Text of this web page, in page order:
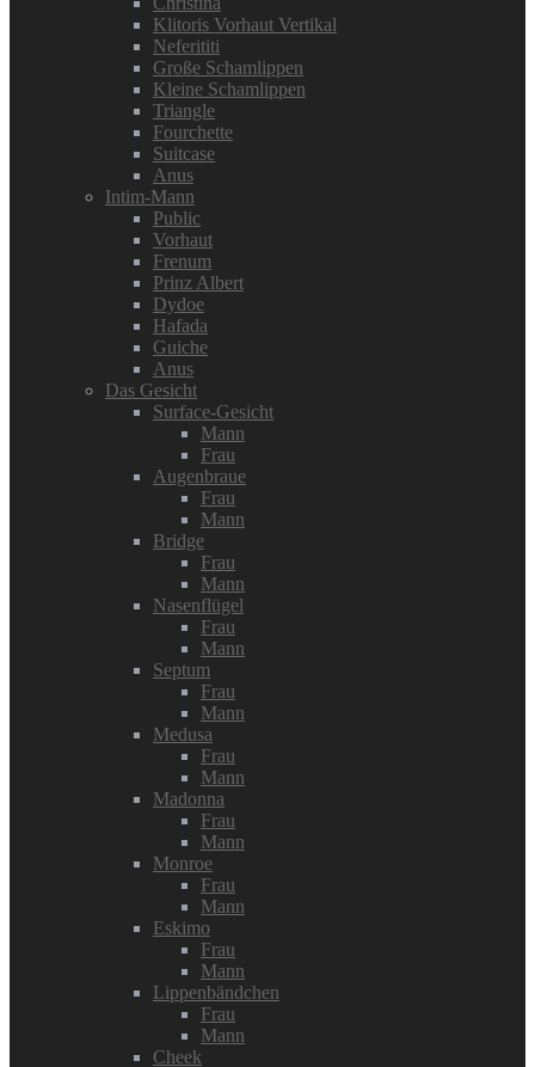
Klitoris Vorhaut Vertikal
Neferititi
Große Schamlippen
Kleine Schamlippen
Triangle
Fourchette
Suitcase
Anus
Intim-Mann
Public
Vorhaut
Frenum
Prinz Albert
Dydoe
Hafada
Guiche
Anus
Das Gesicht
Surface-Gesicht
Mann
Frau
Augenbraue
Frau
Mann
Bridge
Frau
Mann
Nasenflügel
Frau
Mann
Septum
Frau
Mann
Medusa
Frau
Mann
Madonna
Frau
Mann
Monroe
Frau
Mann
Eskimo
Frau
Mann
Lippenbändchen
Frau
Mann
Cheek